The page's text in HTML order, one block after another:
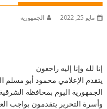
مايو 25, 2022 الجمهورية
إنا لله وإنا إليه راجعون
يتقدم الإعلامي محمود أبو
الجمهورية اليوم بمحافظة
وأسرة التحرير يتقدمون بواجب